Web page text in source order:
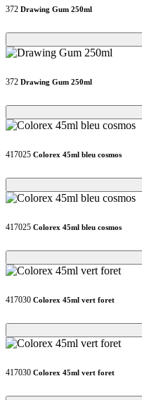
372 Drawing Gum 250ml
Loading...
Loading...
372 Drawing Gum 250ml
Loading...
Loading...
417025 Colorex 45ml bleu cosmos
Loading...
Loading...
417025 Colorex 45ml bleu cosmos
Loading...
Loading...
417030 Colorex 45ml vert foret
Loading...
Loading...
417030 Colorex 45ml vert foret